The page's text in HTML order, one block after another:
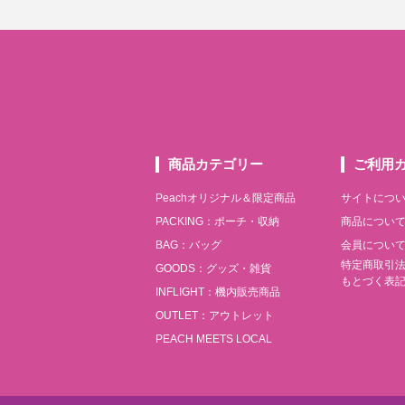
商品カテゴリー
Peachオリジナル＆限定商品
PACKING：ポーチ・収納
BAG：バッグ
GOODS：グッズ・雑貨
INFLIGHT：機内販売商品
OUTLET：アウトレット
PEACH MEETS LOCAL
ご利用
サイトにつ
商品について
会員について
特定商取引
もとづく表記